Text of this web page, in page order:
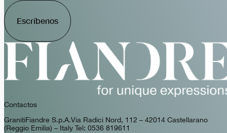
Escríbenos
Contactos
GranitiFiandre S.p.A. Via Radici Nord, 112 – 42014 Castellarano
(Reggio Emilia) – Italy Tel: 0536 819611